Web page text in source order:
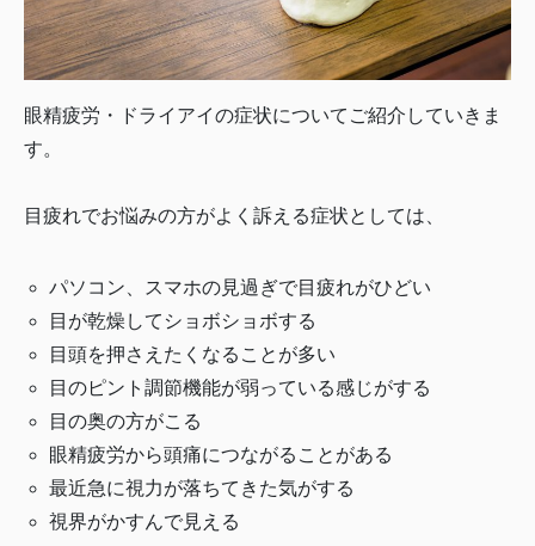
眼精疲労・ドライアイの症状についてご紹介していきま
す。
目疲れでお悩みの方がよく訴える症状としては、
パソコン、スマホの見過ぎで目疲れがひどい
目が乾燥してショボショボする
目頭を押さえたくなることが多い
目のピント調節機能が弱っている感じがする
目の奥の方がこる
眼精疲労から頭痛につながることがある
最近急に視力が落ちてきた気がする
視界がかすんで見える